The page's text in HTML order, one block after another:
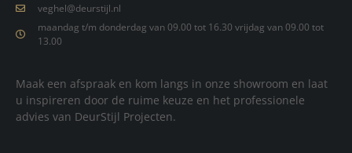
veghel@deurstijl.nl
maandag t/m donderdag van 09.00 tot 16.30 vrijdag van 09.00 tot
13.00
Maak een afspraak en kom langs in onze showroom en laat
u inspireren door de ruime keuze en het professionele
advies van DeurStijl Projecten.